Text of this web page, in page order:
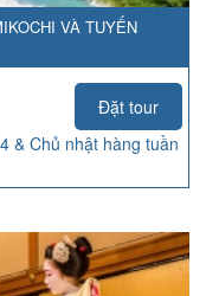
VÀ TUYẾN
Đặt tour
& Chủ nhật hàng tuần